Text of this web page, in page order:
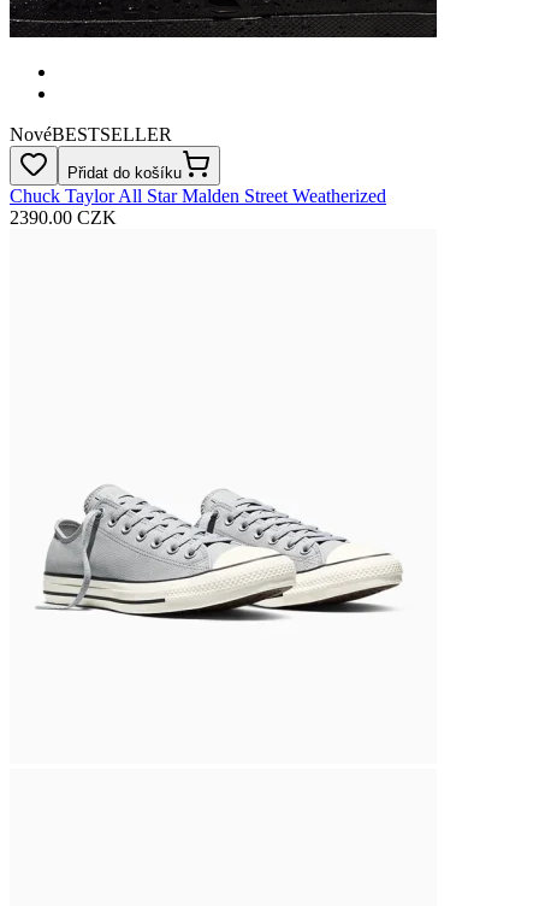
NovéBESTSELLER
Přidat do košíku
Chuck Taylor All Star Malden Street Weatherized
2390.00 CZK